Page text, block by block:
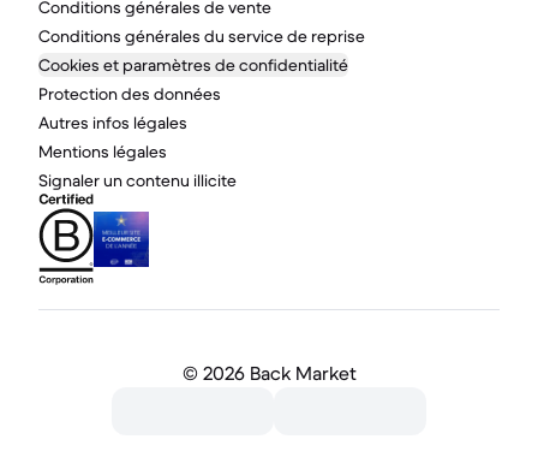
Conditions générales de vente
Conditions générales du service de reprise
Cookies et paramètres de confidentialité
Protection des données
Autres infos légales
Mentions légales
Signaler un contenu illicite
© 2026 Back Market